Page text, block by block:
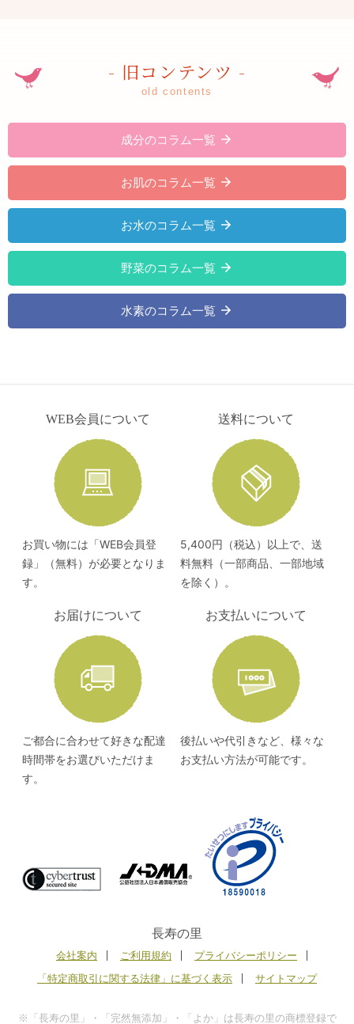
- 旧コンテンツ -
old contents
成分のコラム一覧
お肌のコラム一覧
お水のコラム一覧
野菜のコラム一覧
水素のコラム一覧
WEB会員について
お買い物には「WEB会員登
録」（無料）が必要となりま
す。
送料について
5,400円（税込）以上で、送
料無料（一部商品、一部地域
を除く）。
お届けについて
ご都合に合わせて好きな配達
時間帯をお選びいただけま
す。
お支払いについて
後払いや代引きなど、様々な
お支払い方法が可能です。
長寿の里
会社案内 ご利用規約
プライバシーポリシー
「特定商取引に関する法律」に基づく表示
サイトマップ
※「長寿の里」・「完然無添加」・「よか」は長寿の里の商標登録で